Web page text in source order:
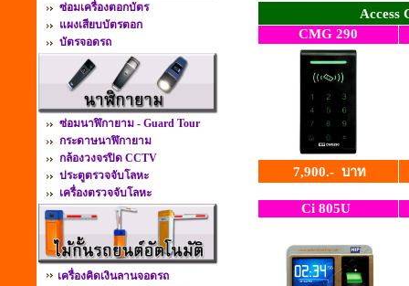
ซ่อมเครื่องตอกบัตร
แผงเสียบบัตรตอก
บัตรจอดรถ
ซ่อมนาฬิกายาม - Guard Tour
กระดาษนาฬิกายาม
กล้องวงจรปิด CCTV
ประตูตรวจจับโลหะ
เครื่องตรวจจับโลหะ
เครื่องคิดเงินลานจอดรถ
Access
CMG 290
7,900.- บาท
Ci 805U